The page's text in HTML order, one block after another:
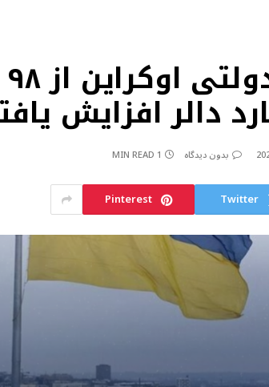
بدون دیدگاه 1 MIN READ
Twitter
Pinterest